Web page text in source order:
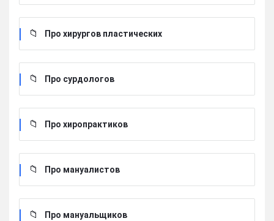
Про хирургов пластических
Про сурдологов
Про хиропрактиков
Про мануалистов
Про мануальщиков